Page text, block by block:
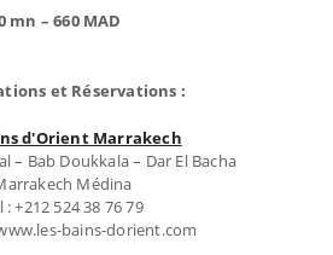
– 660 MAD
et Réservations :
d'Orient Marrakech
– Bab Doukkala – Dar El Bacha
Médina
: +212 524 38 76 79
bains-dorient.com